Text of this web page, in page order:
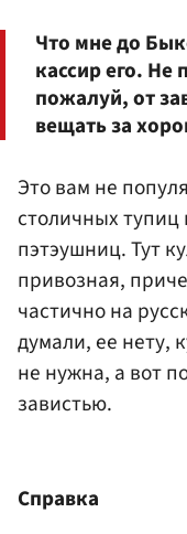
Что мне до
кассир его.
пожалуй, от
вещать за
Это вам не
столичных
пэтэушниц. Тут
привозная,
частично на
думали, ее нету,
не нужна, а вот
завистью.
Справка